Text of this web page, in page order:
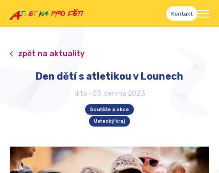
Kontakt
zpět na aktuality
Den dětí s atletikou v Lounech
dita • 03. června 2023
Soutěže a akce
Ústecký kraj